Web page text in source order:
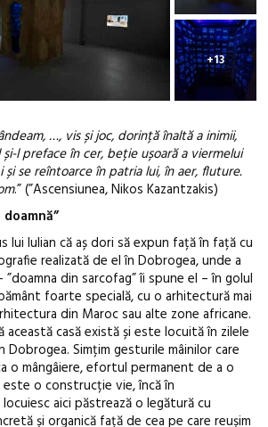
+13
…, vis și joc, dorință înaltă a inimii,
l preface în cer, beție ușoară a viermelui
se reîntoarce în patria lui, în aer, fluture.
.” (”Ascensiunea, Nikos Kazantzakis)
lui Iulian că aș dori să expun față în față cu
realizată de el în Dobrogea, unde a
din sarcofag” îi spune el – în golul
foarte specială, cu o arhitectură mai
din Maroc sau alte zone africane.
casă există și este locuită în zilele
Simțim gesturile mâinilor care
o mângâiere, efortul permanent de a o
o construcție vie, încă în
aici păstrează o legătură cu
și organică față de cea pe care reușim